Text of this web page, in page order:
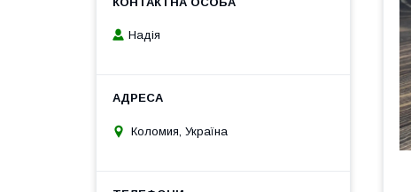
Надія
Коломия, Україна